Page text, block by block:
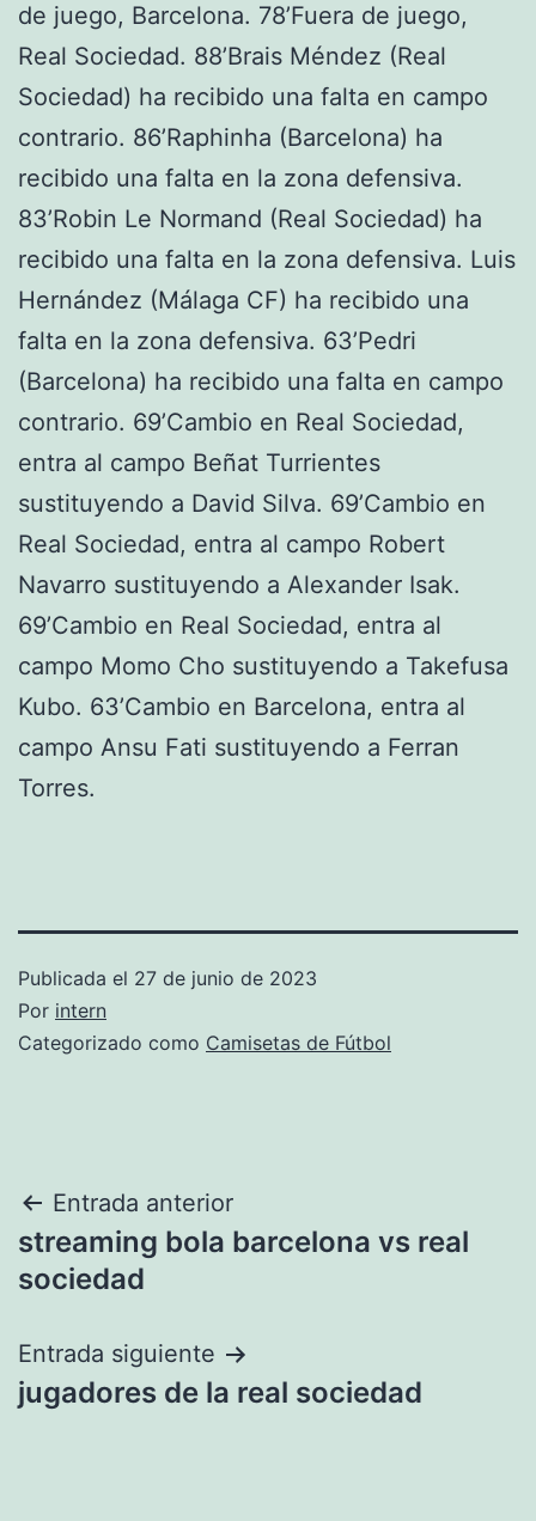
de juego, Barcelona. 78’Fuera de juego,
Real Sociedad. 88’Brais Méndez (Real
Sociedad) ha recibido una falta en campo
contrario. 86’Raphinha (Barcelona) ha
recibido una falta en la zona defensiva.
83’Robin Le Normand (Real Sociedad) ha
recibido una falta en la zona defensiva. Luis
Hernández (Málaga CF) ha recibido una
falta en la zona defensiva. 63’Pedri
(Barcelona) ha recibido una falta en campo
contrario. 69’Cambio en Real Sociedad,
entra al campo Beñat Turrientes
sustituyendo a David Silva. 69’Cambio en
Real Sociedad, entra al campo Robert
Navarro sustituyendo a Alexander Isak.
69’Cambio en Real Sociedad, entra al
campo Momo Cho sustituyendo a Takefusa
Kubo. 63’Cambio en Barcelona, entra al
campo Ansu Fati sustituyendo a Ferran
Torres.
Publicada el 27 de junio de 2023
Por intern
Categorizado como Camisetas de Fútbol
Navegación
de
Entrada anterior
streaming bola barcelona vs real
sociedad
Entrada siguiente
jugadores de la real sociedad